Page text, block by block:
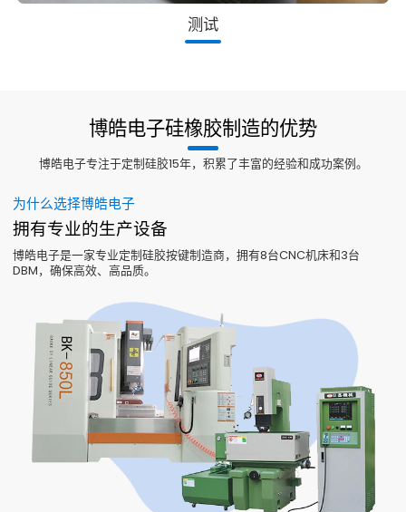
测试
博皓电子硅橡胶制造的优势
博皓电子专注于定制硅胶15年，积累了丰富的经验和成功案例。
为什么选择博皓电子
拥有专业的生产设备
博皓电子是一家专业定制硅胶按键制造商，拥有8台CNC机床和3台
DBM，确保高效、高品质。